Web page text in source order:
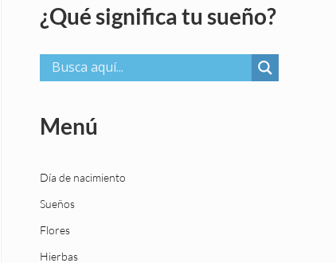
¿Qué significa tu sueño?
Menú
Día de nacimiento
Sueños
Flores
Hierbas